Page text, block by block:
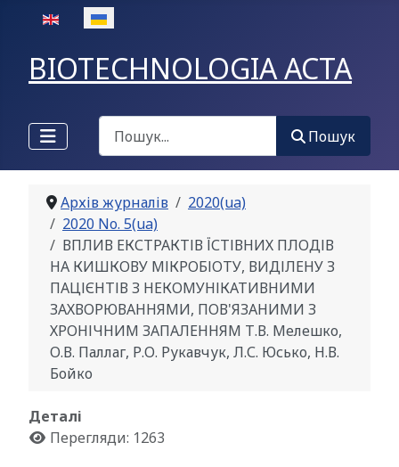
Оберіть свою мову
BIOTECHNOLOGIA ACTA
Пошук
Пошук
Архів журналів
2020(ua)
2020 No. 5(ua)
ВПЛИВ ЕКСТРАКТІВ ЇСТІВНИХ ПЛОДІВ
НА КИШКОВУ МІКРОБІОТУ, ВИДІЛЕНУ З
ПАЦІЄНТІВ З НЕКОМУНІКАТИВНИМИ
ЗАХВОРЮВАННЯМИ, ПОВ'ЯЗАНИМИ З
ХРОНІЧНИМ ЗАПАЛЕННЯМ Т.В. Мелешко,
О.В. Паллаг, Р.О. Рукавчук, Л.С. Юсько, Н.В.
Бойко
Деталі
Перегляди: 1263